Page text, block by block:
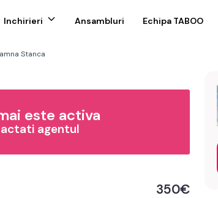
Inchirieri Ansambluri Echipa TABOO
Stanca
este activa
agentul
350€